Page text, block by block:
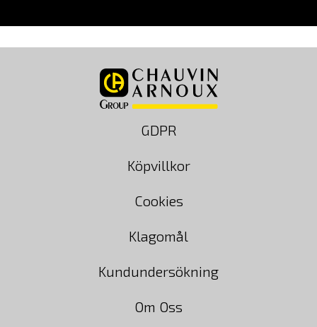
GDPR
Köpvillkor
Cookies
Klagomål
Kundundersökning
Om Oss